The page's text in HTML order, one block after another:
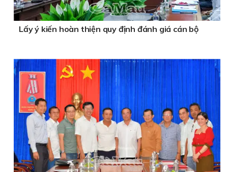
Lấy ý kiến hoàn thiện quy định đánh giá cán bộ